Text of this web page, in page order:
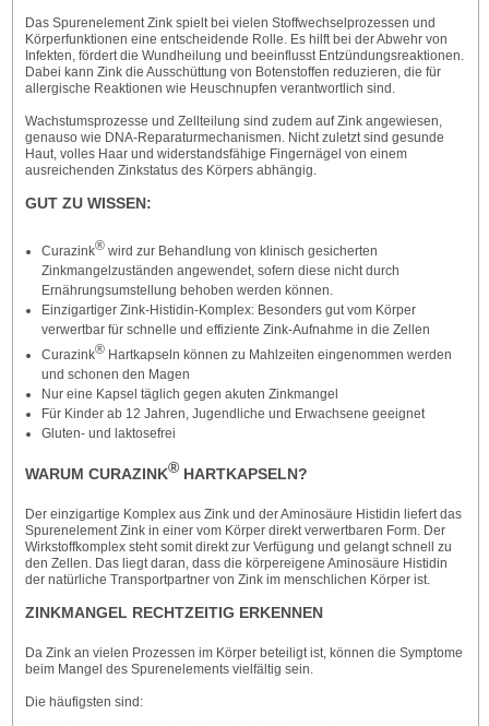
Das Spurenelement Zink spielt bei vielen Stoffwechselprozessen und
Körperfunktionen eine entscheidende Rolle. Es hilft bei der Abwehr von
Infekten, fördert die Wundheilung und beeinflusst Entzündungsreaktionen.
Dabei kann Zink die Ausschüttung von Botenstoffen reduzieren, die für
allergische Reaktionen wie Heuschnupfen verantwortlich sind.
Wachstumsprozesse und Zellteilung sind zudem auf Zink angewiesen,
genauso wie DNA-Reparaturmechanismen. Nicht zuletzt sind gesunde
Haut, volles Haar und widerstandsfähige Fingernägel von einem
ausreichenden Zinkstatus des Körpers abhängig.
GUT ZU WISSEN:
Curazink®wird zur Behandlung von klinisch gesicherten
Zinkmangelzuständen angewendet, sofern diese nicht durch
Ernährungsumstellung behoben werden können.
Einzigartiger Zink-Histidin-Komplex: Besonders gut vom Körper
verwertbar für schnelle und effiziente Zink-Aufnahme in die Zellen
Curazink®Hartkapseln können zu Mahlzeiten eingenommen werden
und schonen den Magen
Nur eine Kapsel täglich gegen akuten Zinkmangel
Für Kinder ab 12 Jahren, Jugendliche und Erwachsene geeignet
Gluten- und laktosefrei
WARUM CURAZINK®HARTKAPSELN?
Der einzigartige Komplex aus Zink und der Aminosäure Histidin liefert das
Spurenelement Zink in einer vom Körper direkt verwertbaren Form. Der
Wirkstoffkomplex steht somit direkt zur Verfügung und gelangt schnell zu
den Zellen. Das liegt daran, dass die körpereigene Aminosäure Histidin
der natürliche Transportpartner von Zink im menschlichen Körper ist.
ZINKMANGEL RECHTZEITIG ERKENNEN
Da Zink an vielen Prozessen im Körper beteiligt ist, können die Symptome
beim Mangel des Spurenelements vielfältig sein.
Die häufigsten sind: